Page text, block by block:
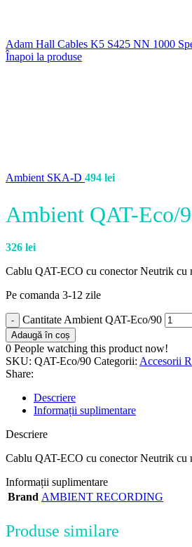
Adam Hall Cables K5 S425 NN 1000
Înapoi la produse
Ambient SKA-D 494 lei
Ambient QAT-Eco/
326 lei
Cablu QAT-ECO cu conector Neutrik cu
Pe comanda 3-12 zile
Cantitate Ambient QAT-Eco/90
Adaugă în coș
0 People watching this product now!
SKU: QAT-Eco/90 Categorii: Accesorii
Share:
Descriere
Informații suplimentare
Descriere
Cablu QAT-ECO cu conector Neutrik cu
Informații suplimentare
Brand AMBIENT RECORDING
Produse similare